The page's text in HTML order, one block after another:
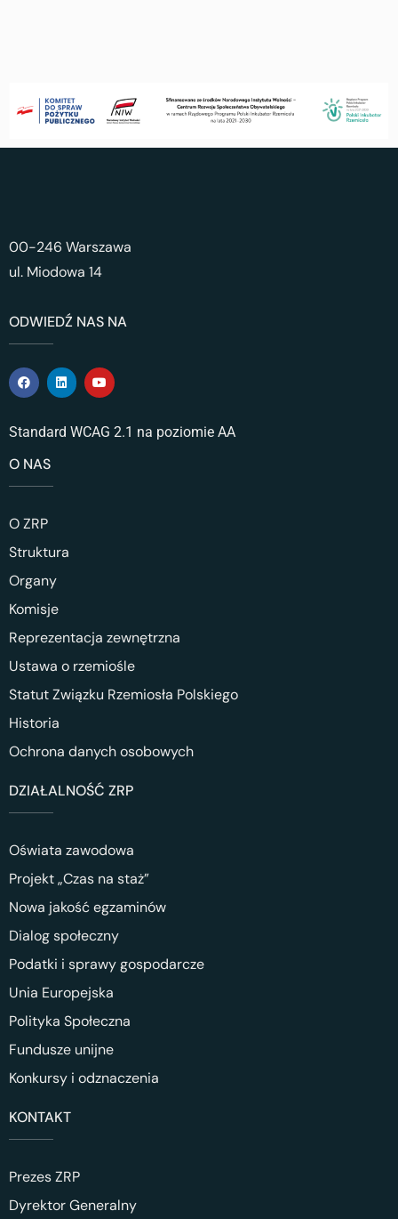
00-246 Warszawa
ul. Miodowa 14
ODWIEDŹ NAS NA
Standard WCAG 2.1 na poziomie AA
O NAS
O ZRP
Struktura
Organy
Komisje
Reprezentacja zewnętrzna
Ustawa o rzemiośle
Statut Związku Rzemiosła Polskiego
Historia
Ochrona danych osobowych
DZIAŁALNOŚĆ ZRP
Oświata zawodowa
Projekt „Czas na staż”
Nowa jakość egzaminów
Dialog społeczny
Podatki i sprawy gospodarcze
Unia Europejska
Polityka Społeczna
Fundusze unijne
Konkursy i odznaczenia
KONTAKT
Prezes ZRP
Dyrektor Generalny